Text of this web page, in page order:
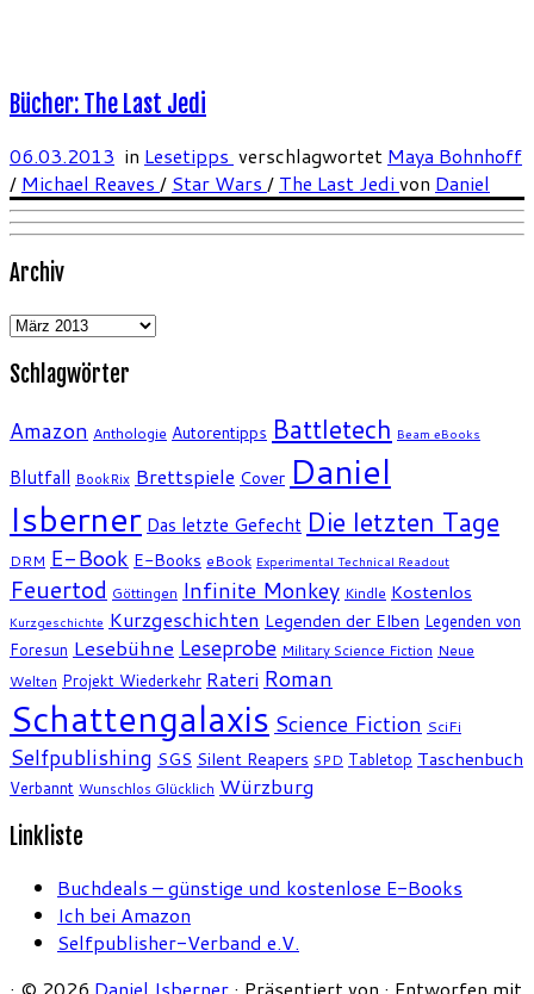
Bücher: The Last Jedi
06.03.2013 in Lesetipps verschlagwortet Maya Bohnhoff
/ Michael Reaves / Star Wars / The Last Jedi von Daniel
Archiv
Archiv
Schlagwörter
Amazon Anthologie Autorentipps Battletech Beam eBooks
Blutfall BookRix Brettspiele Cover Daniel
Isberner Das letzte Gefecht Die letzten Tage
DRM E-Book E-Books eBook Experimental Technical Readout
Feuertod Göttingen Infinite Monkey Kindle Kostenlos
Kurzgeschichte Kurzgeschichten Legenden der Elben Legenden von
Foresun Lesebühne Leseprobe Military Science Fiction Neue
Welten Projekt Wiederkehr Rateri Roman
Schattengalaxis Science Fiction SciFi
Selfpublishing SGS Silent Reapers SPD Tabletop Taschenbuch
Verbannt Wunschlos Glücklich Würzburg
Linkliste
Buchdeals – günstige und kostenlose E-Books
Ich bei Amazon
Selfpublisher-Verband e.V.
· © 2026 Daniel Isberner · Präsentiert von · Entworfen mit